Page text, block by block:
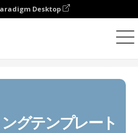
Desktop
グテンプレート